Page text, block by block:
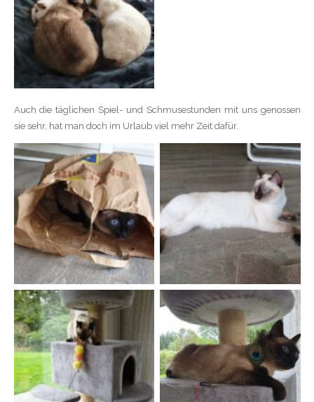
Auch die täglichen Spiel- und Schmusestunden mit uns genossen
sie sehr, hat man doch im Urlaub viel mehr Zeit dafür.